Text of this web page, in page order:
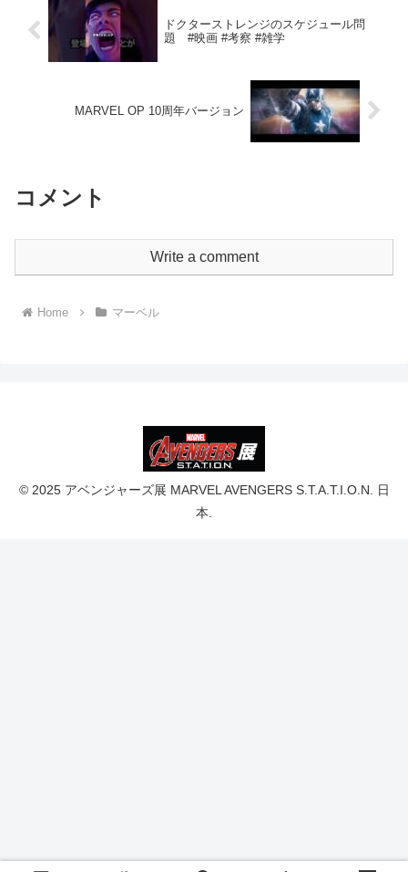
ドクターストレンジのスケジュール問
題 #映画 #考察 #雑学
MARVEL OP 10周年バージョン
コメント
Write a comment
Home マーベル
© 2025 アベンジャーズ展 MARVEL AVENGERS S.T.A.T.I.O.N. 日
本.